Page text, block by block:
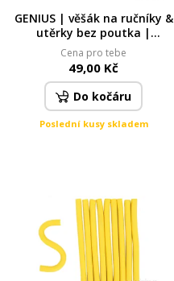
GENIUS | věšák na ručníky &
utěrky bez poutka |
zasunutí do gumové
membrány | šedý | Ø 5,8 cm
Cena pro tebe
49,00 Kč
Do kočáru
Poslední kusy skladem